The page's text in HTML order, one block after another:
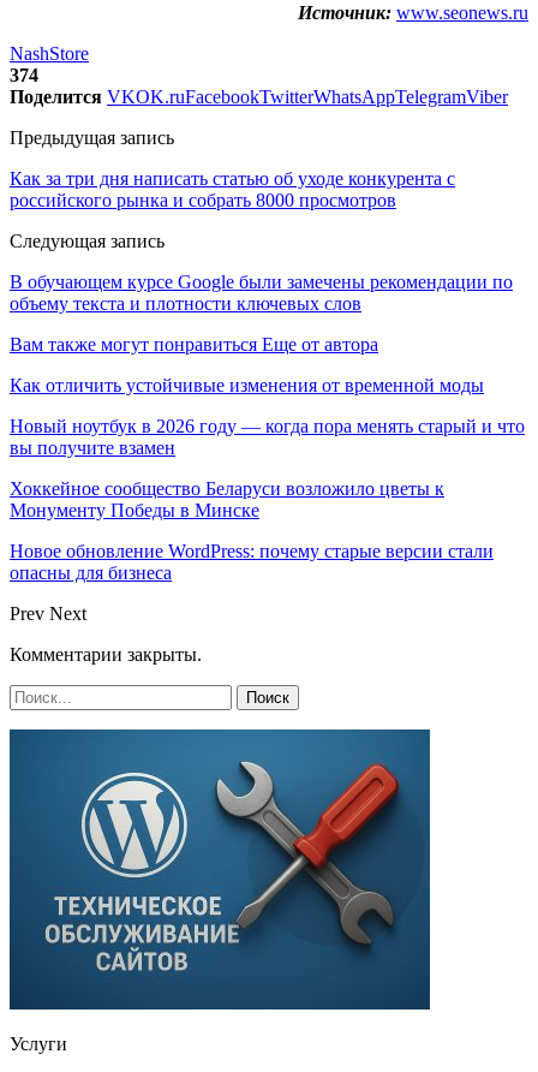
Источник: www.seonews.ru
NashStore
374
Поделится VKOK.ruFacebookTwitterWhatsAppTelegramViber
Предыдущая запись
Как за три дня написать статью об уходе конкурента с
российского рынка и собрать 8000 просмотров
Следующая запись
В обучающем курсе Google были замечены рекомендации по
объему текста и плотности ключевых слов
Вам также могут понравиться Еще от автора
Как отличить устойчивые изменения от временной моды
Новый ноутбук в 2026 году — когда пора менять старый и что
вы получите взамен
Хоккейное сообщество Беларуси возложило цветы к
Монументу Победы в Минске
Новое обновление WordPress: почему старые версии стали
опасны для бизнеса
Prev Next
Комментарии закрыты.
Услуги